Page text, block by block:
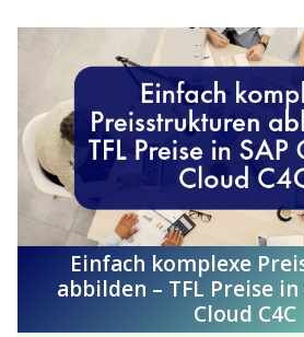
Einfach komplexe
abbilden – TFL Preise in
Cloud C4C